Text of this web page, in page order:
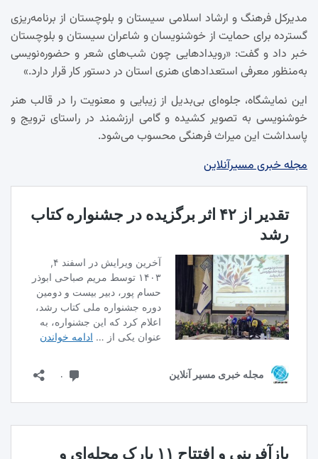
مدیرکل فرهنگ و ارشاد اسلامی سیستان و بلوچستان از برنامه‌ریزی
گسترده برای حمایت از خوشنویسان و شاعران سیستان و بلوچستان
خبر داد و گفت: «رویدادهایی چون شب‌های شعر و حضوره‌نویسی
به‌منظور معرفی استعدادهای هنری استان در دستور کار قرار دارد.»
این نمایشگاه، جلوه‌ای بی‌بدیل از زیبایی و معنویت را در قالب هنر
خوشنویسی به تصویر کشیده و گامی ارزشمند در راستای ترویج و
پاسداشت این میراث فرهنگی محسوب می‌شود.
مجله خبری مسیرآنلاین